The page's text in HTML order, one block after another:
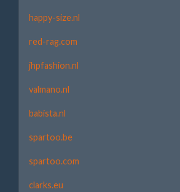
happy-size.nl
red-rag.com
jhpfashion.nl
valmano.nl
babista.nl
spartoo.be
spartoo.com
clarks.eu